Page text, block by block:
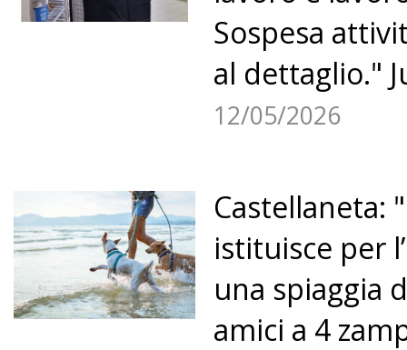
Sospesa
al dettaglio."
12/05/2026
Castellaneta:
istituisce per
una spiaggia
amici a 4